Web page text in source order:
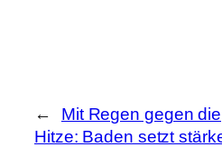
←
Mit Regen gegen die
Hitze: Baden setzt